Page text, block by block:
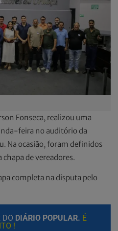
Fonseca, realizou uma
feira no auditório da
Na ocasião, foram definidos
de vereadores.
completa na disputa pelo
DO DIÁRIO POPULAR. É
!